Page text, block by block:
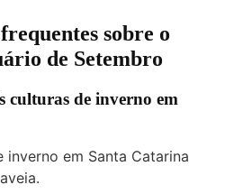
sobre o
de Setembro
culturas de inverno em
em Santa Catarina